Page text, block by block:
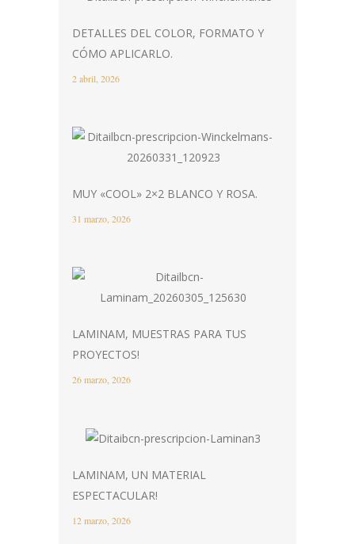
DETALLES DEL COLOR, FORMATO Y
CÓMO APLICARLO.
2 abril, 2026
MUY «COOL» 2×2 BLANCO Y ROSA.
31 marzo, 2026
LAMINAM, MUESTRAS PARA TUS
PROYECTOS!
26 marzo, 2026
LAMINAM, UN MATERIAL
ESPECTACULAR!
12 marzo, 2026